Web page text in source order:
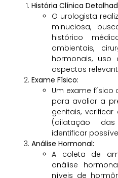
História Clínica
O urologista
minuciosa,
histórico
ambientais,
hormonais,
aspectos
Exame Físico:
Um exame físico
para avaliar a
genitais,
(dilatação
identificar
Análise Hormonal:
A coleta de
análise
níveis de